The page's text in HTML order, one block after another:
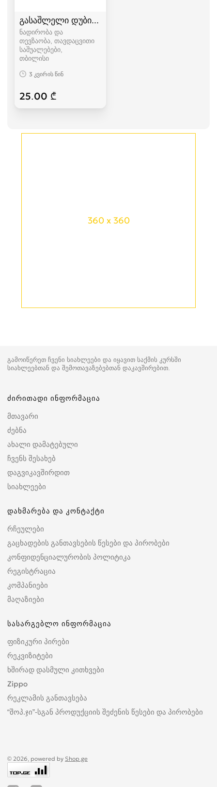
გასაშლელი დუბინკა
ნადირობა და
თევზაობა, თავდაცვითი
საშუალებები
თბილისი
3 კვირის წინ
25.00 ₾
360 x 360
გამოიწერეთ ჩვენი სიახლეები და იყავით საქმის კურსში
სიახლეებთან და შემოთავაზებებთან დაკავშირებით.
ძირითადი ინფორმაცია
მთავარი
ძებნა
ახალი დამატებული
ჩვენს შესახებ
დაგვიკავშირდით
სიახლეები
დახმარება და კონტაქტი
რჩეულები
გაცხადების განთავსების წესები და პირობები
კონფიდენციალურობის პოლიტიკა
რეგისტრაცია
კომპანიები
მაღაზიები
სასარგებლო ინფორმაცია
ფიზიკური პირები
რეკვიზიტები
ხშირად დასმული კითხვები
Zippo
რეკლამის განთავსება
“შოპ.ჯი”-სგან პროდუქციის შეძენის წესები და პირობები
© 2026, powered by Shop.ge